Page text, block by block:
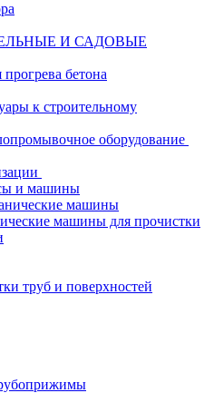
И САДОВЫЕ
бетона
к строительному
оборудование
и машины
машины
машины для прочистки
труб и поверхностей